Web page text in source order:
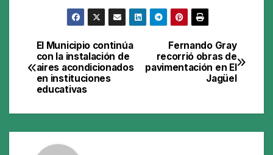
Navegación
de
Fernando Gray
recorrió obras de
pavimentación en El
Jagüel
El Municipio continúa
con la instalación de
aires acondicionados
en instituciones
educativas